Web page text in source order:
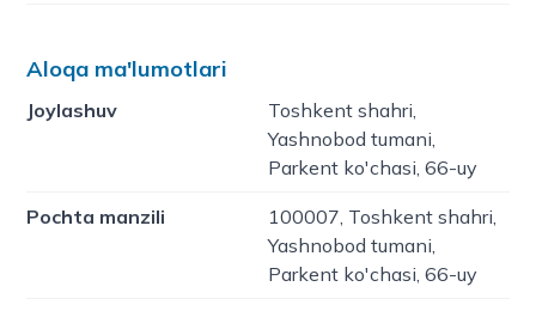
Aloqa ma'lumotlari
Joylashuv
Toshkent shahri,
Yashnobod tumani,
Parkent ko'chasi, 66-uy
Pochta manzili
100007, Toshkent shahri,
Yashnobod tumani,
Parkent ko'chasi, 66-uy